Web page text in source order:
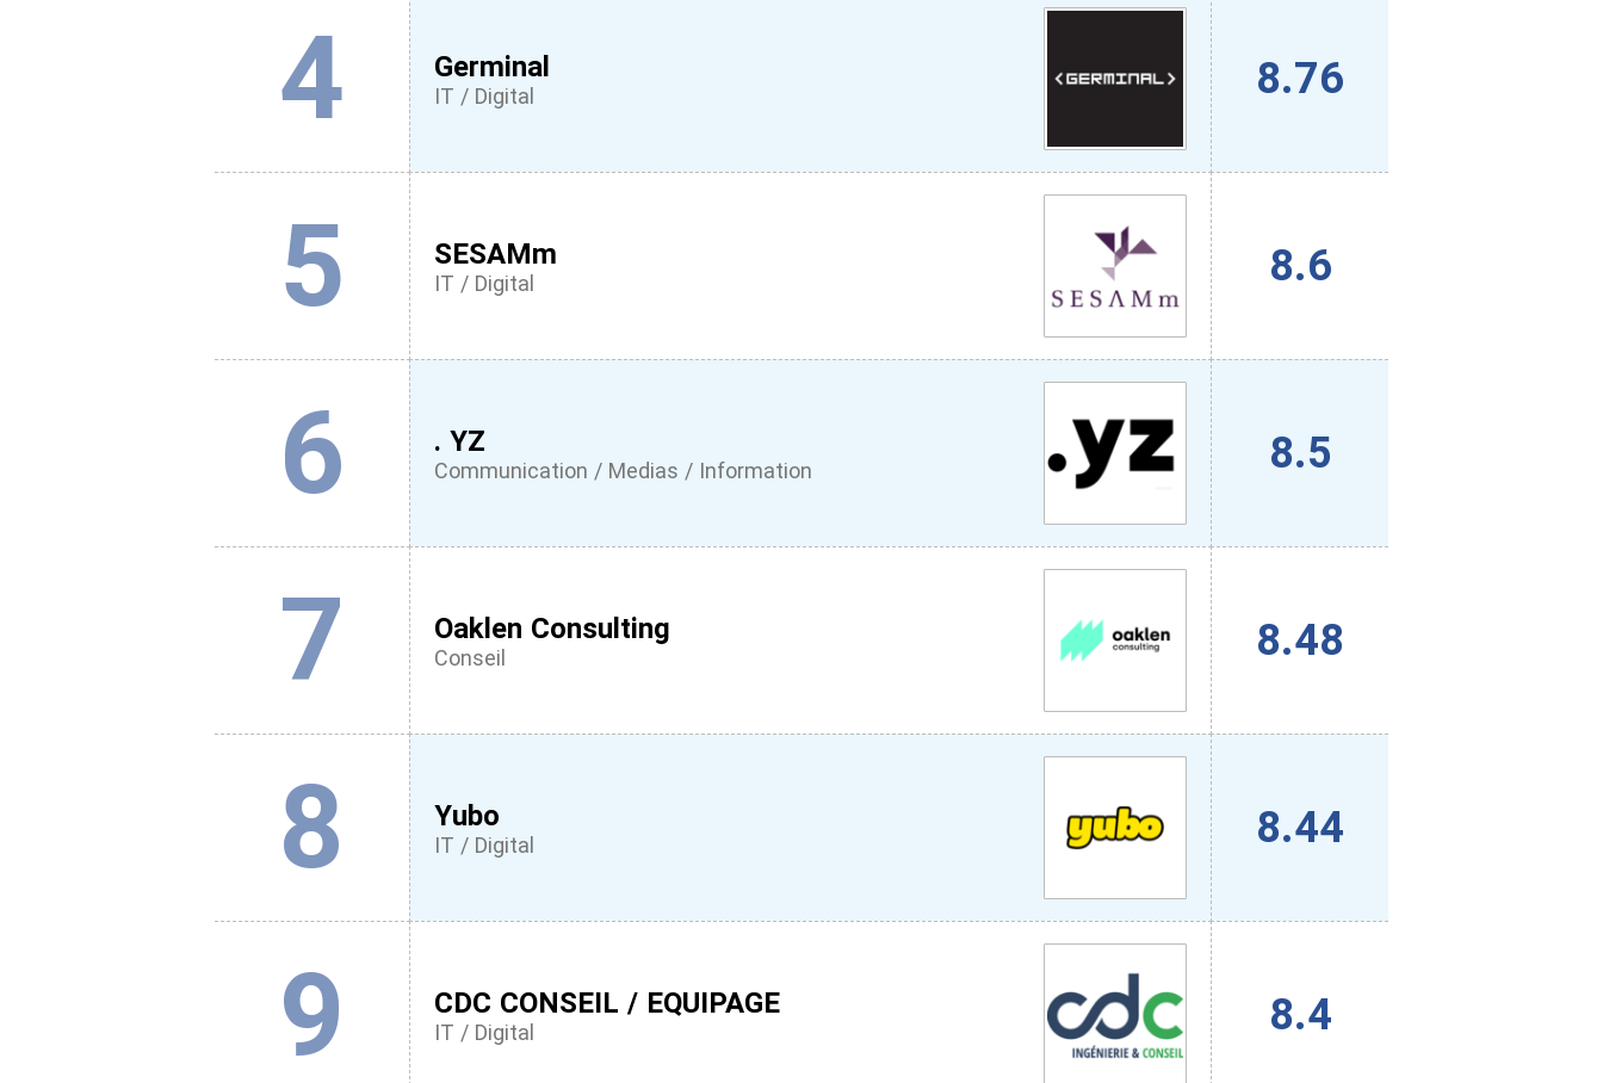
4 Germinal
IT / Digital 8.76
5 SESAMm
IT / Digital 8.6
6 . YZ
Communication / Medias / Information 8.5
7 Oaklen Consulting
Conseil 8.48
8 Yubo
IT / Digital 8.44
9 CDC CONSEIL / EQUIPAGE
IT / Digital 8.4